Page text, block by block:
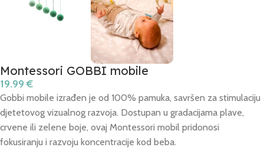
Montessori GOBBI mobile
19.99€
Gobbi mobile izrađen je od 100% pamuka, savršen za stimulaciju
djetetovog vizualnog razvoja. Dostupan u gradacijama plave,
crvene ili zelene boje, ovaj Montessori mobil pridonosi
fokusiranju i razvoju koncentracije kod beba.